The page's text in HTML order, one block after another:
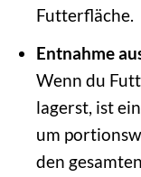
Futterfläche.
Entnahme
Wenn du
lagerst, ist
um
den